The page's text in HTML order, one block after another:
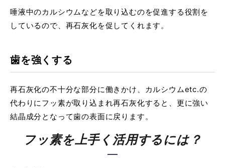
唾液中のカルシウムなどを取り込むのを促進する役割を
しているので、再石灰化を促してくれます。
歯を強くする
再石灰化の不十分な部分に働きかけ、カルシウムetc.の
代わりにフッ素が取り込まれ再石灰化すると、更に強い
結晶成分となって歯の表面に戻ります。
フッ素を上手く活用するには？